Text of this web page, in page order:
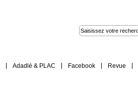
Adadlé & PLAC Facebook Revue